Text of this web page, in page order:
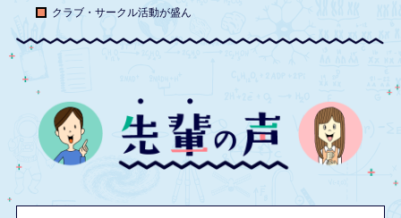
クラブ・サークル活動が盛ん